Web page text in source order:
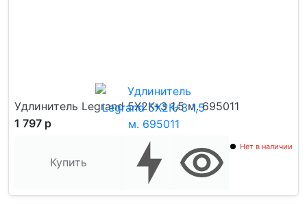
Удлинитель Legrand 5X2К+З 1,5 м. 695011
1 797 р
Купить
Нет в наличии